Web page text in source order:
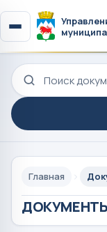
Поиск по сайту
Главная